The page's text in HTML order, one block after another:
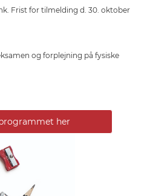
Frist for tilmelding d. 30. oktober
og forplejning på fysiske
her